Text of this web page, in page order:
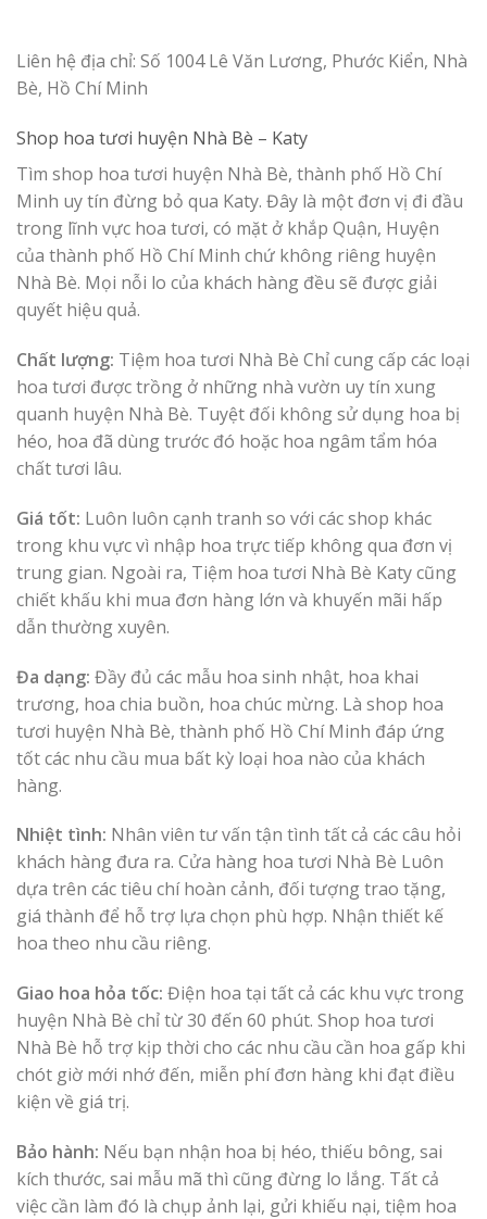
Liên hệ địa chỉ: Số 1004 Lê Văn Lương, Phước Kiển, Nhà
Bè, Hồ Chí Minh
Shop hoa tươi huyện Nhà Bè – Katy
Tìm shop hoa tươi huyện Nhà Bè, thành phố Hồ Chí
Minh uy tín đừng bỏ qua Katy. Đây là một đơn vị đi đầu
trong lĩnh vực hoa tươi, có mặt ở khắp Quận, Huyện
của thành phố Hồ Chí Minh chứ không riêng huyện
Nhà Bè. Mọi nỗi lo của khách hàng đều sẽ được giải
quyết hiệu quả.
Chất lượng: Tiệm hoa tươi Nhà Bè Chỉ cung cấp các loại
hoa tươi được trồng ở những nhà vườn uy tín xung
quanh huyện Nhà Bè. Tuyệt đối không sử dụng hoa bị
héo, hoa đã dùng trước đó hoặc hoa ngâm tẩm hóa
chất tươi lâu.
Giá tốt: Luôn luôn cạnh tranh so với các shop khác
trong khu vực vì nhập hoa trực tiếp không qua đơn vị
trung gian. Ngoài ra, Tiệm hoa tươi Nhà Bè Katy cũng
chiết khấu khi mua đơn hàng lớn và khuyến mãi hấp
dẫn thường xuyên.
Đa dạng: Đầy đủ các mẫu hoa sinh nhật, hoa khai
trương, hoa chia buồn, hoa chúc mừng. Là shop hoa
tươi huyện Nhà Bè, thành phố Hồ Chí Minh đáp ứng
tốt các nhu cầu mua bất kỳ loại hoa nào của khách
hàng.
Nhiệt tình: Nhân viên tư vấn tận tình tất cả các câu hỏi
khách hàng đưa ra. Cửa hàng hoa tươi Nhà Bè Luôn
dựa trên các tiêu chí hoàn cảnh, đối tượng trao tặng,
giá thành để hỗ trợ lựa chọn phù hợp. Nhận thiết kế
hoa theo nhu cầu riêng.
Giao hoa hỏa tốc: Điện hoa tại tất cả các khu vực trong
huyện Nhà Bè chỉ từ 30 đến 60 phút. Shop hoa tươi
Nhà Bè hỗ trợ kịp thời cho các nhu cầu cần hoa gấp khi
chót giờ mới nhớ đến, miễn phí đơn hàng khi đạt điều
kiện về giá trị.
Bảo hành: Nếu bạn nhận hoa bị héo, thiếu bông, sai
kích thước, sai mẫu mã thì cũng đừng lo lắng. Tất cả
việc cần làm đó là chụp ảnh lại, gửi khiếu nại, tiệm hoa